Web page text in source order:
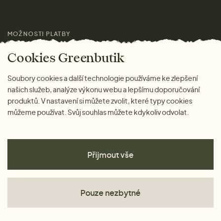
Magazín
MOŽNOSTI PLATBY
Cookies Greenbutik
Soubory cookies a další technologie používáme ke zlepšení
našich služeb, analýze výkonu webu a lepšímu doporučování
produktů. V nastavení si můžete zvolit, které typy cookies
můžeme používat. Svůj souhlas můžete kdykoliv odvolat.
Přijmout vše
Pouze nezbytné